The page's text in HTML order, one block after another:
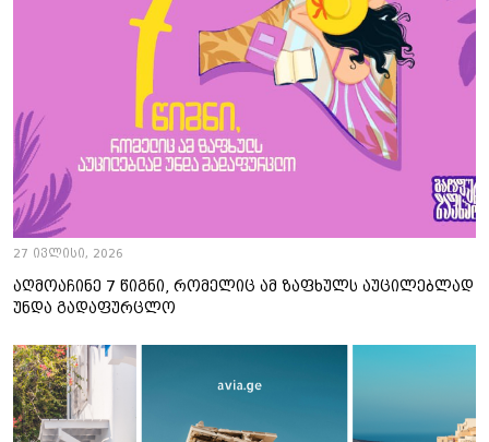
27 ივლისი, 2026
აღმოაჩინე 7 წიგნი, რომელიც ამ ზაფხულს აუცილებლად
უნდა გადაფურცლო